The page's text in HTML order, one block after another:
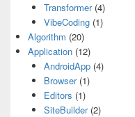
Transformer(4)
VibeCoding(1)
Algorithm (20)
Application (12)
AndroidApp(4)
Browser(1)
Editors (1)
SiteBuilder(2)